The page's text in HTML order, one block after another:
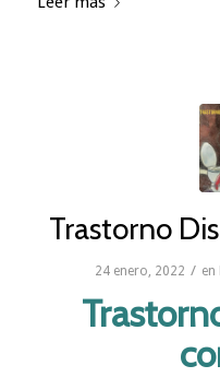
Trastorno
24 enero, 2022 / en